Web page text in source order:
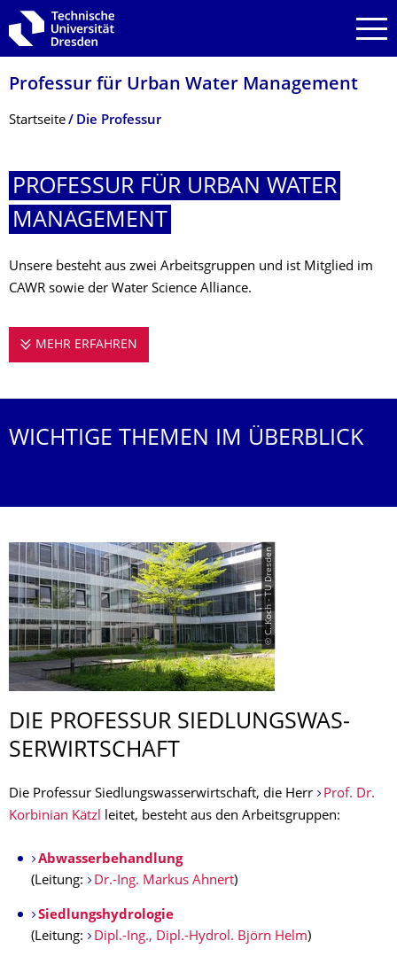
Zur Hauptnavigation springen
Zur Suche springen
Zum Inhalt springen
Professur für Urban Water Management
Breadcrumb-Menü
Startseite Die Professur
PROFESSUR FÜR URBAN WATER
MANAGEMENT
Unsere besteht aus zwei Arbeitsgruppen und ist Mitglied im
CAWR sowie der Water Science Alliance.
MEHR ERFAHREN
WICHTIGE THEMEN IM ÜBERBLICK
© C. Koch - TU Dresden
DIE PROFESSUR SIEDLUNGSWAS­
SERWIRTSCHAFT
Die Professur Siedlungswasserwirtschaft, die Herr
Prof. Dr.
Korbinian Kätzl leitet, besteht aus den Arbeitsgruppen:
Abwasserbehandlung
(Leitung:
Dr.-Ing. Markus Ahnert)
Siedlungshydrologie
(Leitung:
Dipl.-Ing., Dipl.-Hydrol. Björn Helm)